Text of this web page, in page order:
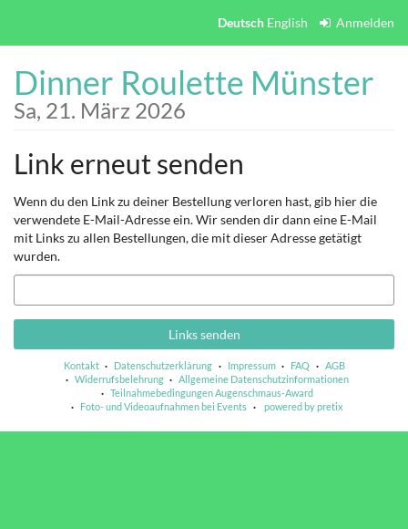
springen
Deutsch English Anmelden
Dinner Roulette Münster
Sa, 21. März 2026
Link erneut senden
Wenn du den Link zu deiner Bestellung verloren hast, gib hier die
verwendete E-Mail-Adresse ein. Wir senden dir dann eine E-Mail
mit Links zu allen Bestellungen, die mit dieser Adresse getätigt
wurden.
E-
Mail
Links senden
Kontakt Datenschutzerklärung Impressum FAQ
AGB
Widerrufsbelehrung
Allgemeine Datenschutzinformationen
Teilnahmebedingungen Augenschmaus-Award
Foto- und Videoaufnahmen bei Events
powered by pretix